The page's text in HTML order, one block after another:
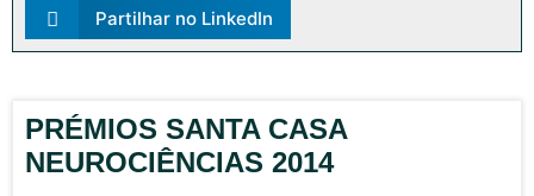
Partilhar no LinkedIn
PRÉMIOS SANTA CASA
NEUROCIÊNCIAS 2014